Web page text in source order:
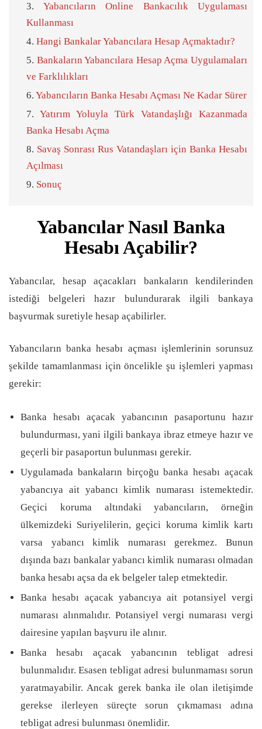
Yabancıların Online Bankacılık Uygulaması
Kullanması
Hangi Bankalar Yabancılara Hesap Açmaktadır?
Bankaların Yabancılara Hesap Açma Uygulamaları
ve Farklılıkları
Yabancıların Banka Hesabı Açması Ne Kadar Sürer
Yatırım Yoluyla Türk Vatandaşlığı Kazanmada
Banka Hesabı Açma
Savaş Sonrası Rus Vatandaşları için Banka Hesabı
Açılması
Sonuç
Yabancılar Nasıl Banka
Hesabı Açabilir?
Yabancılar, hesap açacakları bankaların kendilerinden
istediği belgeleri hazır bulundurarak ilgili bankaya
başvurmak suretiyle hesap açabilirler.
Yabancıların banka hesabı açması işlemlerinin sorunsuz
şekilde tamamlanması için öncelikle şu işlemleri yapması
gerekir:
Banka hesabı açacak yabancının pasaportunu hazır
bulundurması, yani ilgili bankaya ibraz etmeye hazır ve
geçerli bir pasaportun bulunması gerekir.
Uygulamada bankaların birçoğu banka hesabı açacak
yabancıya ait yabancı kimlik numarası istemektedir.
Geçici koruma altındaki yabancıların, örneğin
ülkemizdeki Suriyelilerin, geçici koruma kimlik kartı
varsa yabancı kimlik numarası gerekmez. Bunun
dışında bazı bankalar yabancı kimlik numarası olmadan
banka hesabı açsa da ek belgeler talep etmektedir.
Banka hesabı açacak yabancıya ait potansiyel vergi
numarası alınmalıdır. Potansiyel vergi numarası vergi
dairesine yapılan başvuru ile alınır.
Banka hesabı açacak yabancının tebligat adresi
bulunmalıdır. Esasen tebligat adresi bulunmaması sorun
yaratmayabilir. Ancak gerek banka ile olan iletişimde
gerekse ilerleyen süreçte sorun çıkmaması adına
tebligat adresi bulunması önemlidir.